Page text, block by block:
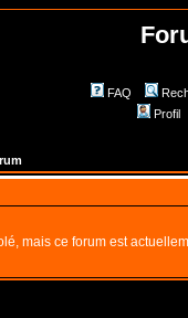
FAQ
Profil
mais ce forum est